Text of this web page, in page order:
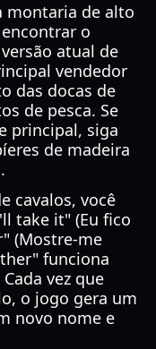
montaria de alto
o
atual de
vendedor
das docas de
de pesca. Se
principal, siga
de madeira
cavalos, você
take it" (Eu fico
(Mostre-me
funciona
vez que
o jogo gera um
novo nome e